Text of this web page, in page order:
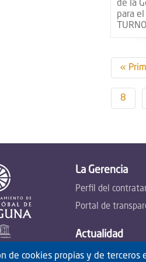
de la
para el
«
Page
8
La Gerencia
Perfil del
Portal de
Actualidad
Noticias
de cookies propias y de terceros